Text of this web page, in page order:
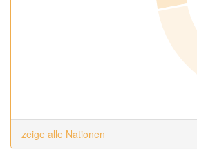
zeige alle Nationen